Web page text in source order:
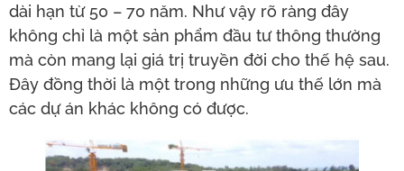
dài hạn từ 50 – 70 năm. Như vậy rõ ràng đây
không chỉ là một sản phẩm đầu tư thông thường
mà còn mang lại giá trị truyền đời cho thế hệ sau.
Đây đồng thời là một trong những ưu thế lớn mà
các dự án khác không có được.